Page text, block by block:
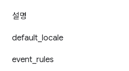
설명
default locale
event rules